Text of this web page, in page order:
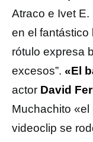
Atraco e Ivet
en el fantástico
rótulo expresa
excesos”. «El
actor David
Muchachito «el
videoclip se